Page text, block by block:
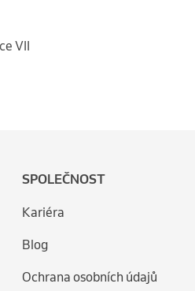
VII
SPOLEČNOST
Kariéra
Blog
Ochrana osobních údajů